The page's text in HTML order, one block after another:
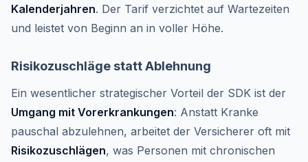
Kalenderjahren. Der Tarif verzichtet auf Wartezeiten
und leistet von Beginn an in voller Höhe.
Risikozuschläge statt Ablehnung
Ein wesentlicher strategischer Vorteil der SDK ist der
Umgang mit Vorerkrankungen: Anstatt Kranke
pauschal abzulehnen, arbeitet der Versicherer oft mit
Risikozuschlägen, was Personen mit chronischen